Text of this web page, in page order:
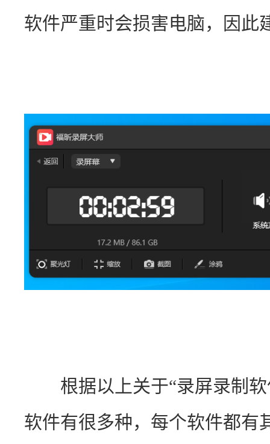
软件严重时会损害电脑，因此
根据以上关于“录屏录制软
软件有很多种，每个软件都有